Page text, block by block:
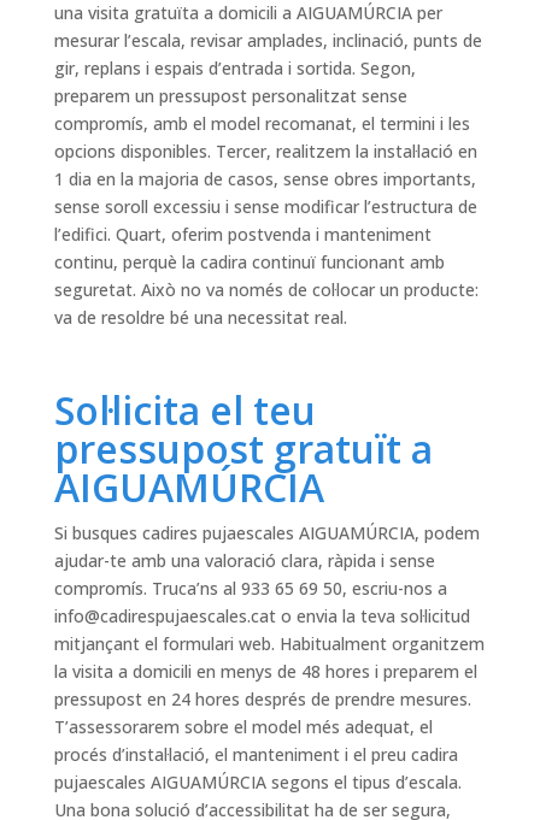
una visita gratuïta a domicili a AIGUAMÚRCIA per
mesurar l’escala, revisar amplades, inclinació, punts de
gir, replans i espais d’entrada i sortida. Segon,
preparem un pressupost personalitzat sense
compromís, amb el model recomanat, el termini i les
opcions disponibles. Tercer, realitzem la instal·lació en
1 dia en la majoria de casos, sense obres importants,
sense soroll excessiu i sense modificar l’estructura de
l’edifici. Quart, oferim postvenda i manteniment
continu, perquè la cadira continuï funcionant amb
seguretat. Això no va només de col·locar un producte:
va de resoldre bé una necessitat real.
Sol·licita el teu
pressupost gratuït a
AIGUAMÚRCIA
Si busques cadires pujaescales AIGUAMÚRCIA, podem
ajudar-te amb una valoració clara, ràpida i sense
compromís. Truca’ns al 933 65 69 50, escriu-nos a
info@cadirespujaescales.cato envia la teva sol·licitud
mitjançant el formulari web. Habitualment organitzem
la visita a domicili en menys de 48 hores i preparem el
pressupost en 24 hores després de prendre mesures.
T’assessorarem sobre el model més adequat, el
procés d’instal·lació, el manteniment i el preu cadira
pujaescales AIGUAMÚRCIA segons el tipus d’escala.
Una bona solució d’accessibilitat ha de ser segura,